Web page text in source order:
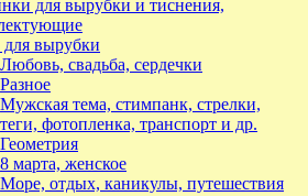
для вырубки и тиснения,
вырубки
Любовь, свадьба, сердечки
Разное
Мужская тема, стимпанк, стрелки,
теги, фотопленка, транспорт и др.
Геометрия
8 марта, женское
Море, отдых, каникулы, путешествия